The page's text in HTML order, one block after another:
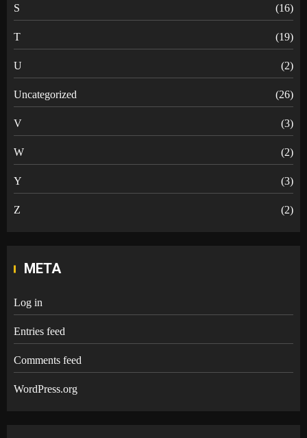
S (16)
T (19)
U (2)
Uncategorized (26)
V (3)
W (2)
Y (3)
Z (2)
META
Log in
Entries feed
Comments feed
WordPress.org